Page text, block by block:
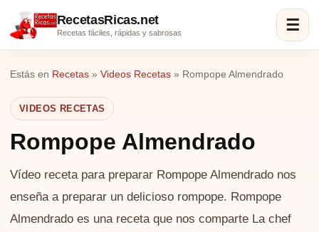
RecetasRicas.net
Recetas fáciles, rápidas y sabrosas ☰
Estás en Recetas » Videos Recetas » Rompope Almendrado
VIDEOS RECETAS
Rompope Almendrado
Vídeo receta para preparar Rompope Almendrado nos
enseña a preparar un delicioso rompope. Rompope
Almendrado es una receta que nos comparte La chef